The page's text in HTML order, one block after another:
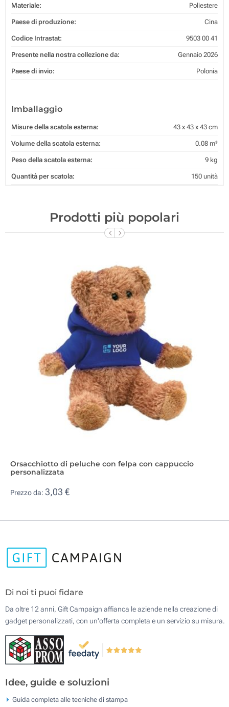
Materiale: Poliestere
Paese di produzione: Cina
Codice Intrastat: 9503 00 41
Presente nella nostra collezione da: Gennaio 2026
Paese di invio: Polonia
Imballaggio
Misure della scatola esterna: 43 x 43 x 43 cm
Volume della scatola esterna: 0.08 m³
Peso della scatola esterna: 9 kg
Quantità per scatola: 150 unità
Prodotti più popolari
Orsacchiotto di peluche con felpa con cappuccio
personalizzata
Prezzo da: 3,03 €
Di noi ti puoi fidare
Da oltre 12 anni, Gift Campaign affianca le aziende nella creazione di
gadget personalizzati, con un'offerta completa e un servizio su misura.
Idee, guide e soluzioni
Guida completa alle tecniche di stampa